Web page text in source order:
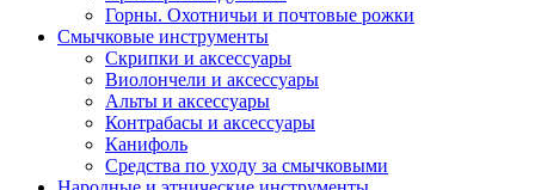
Горны. Охотничьи и почтовые рожки
Смычковые инструменты
Скрипки и аксессуары
Виолончели и аксессуары
Альты и аксессуары
Контрабасы и аксессуары
Канифоль
Средства по уходу за смычковыми